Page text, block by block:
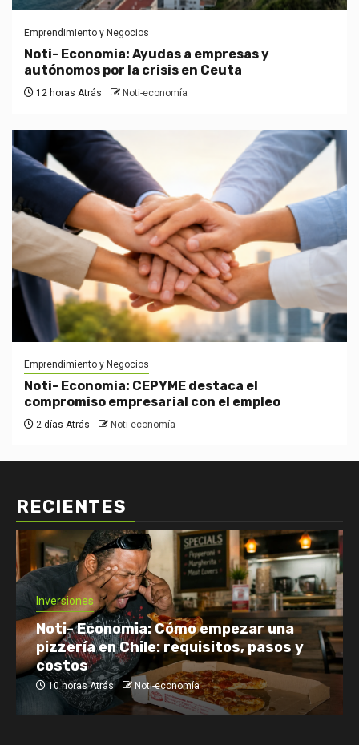
Emprendimiento y Negocios
Noti- Economia: Ayudas a empresas y
autónomos por la crisis en Ceuta
12 horas Atrás Noti-economía
Emprendimiento y Negocios
Noti- Economia: CEPYME destaca el
compromiso empresarial con el empleo
2 días Atrás Noti-economía
RECIENTES
Economía: Noticias Emprendimiento y Negocios
Finanzas: Noticias y Consejos Inversiones
Netflix enfrenta el reto de retener a
su audiencia
12 horas Atrás Noti-economía